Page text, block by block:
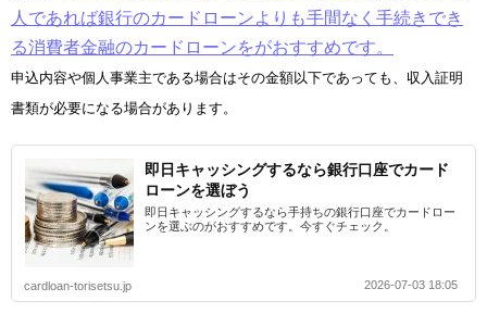
人であれば銀行のカードローンよりも手間なく手続きでき
る消費者金融のカードローンをがおすすめです。
申込内容や個人事業主である場合はその金額以下であっても、収入証明
書類が必要になる場合があります。
即日キャッシングするなら銀行口座でカード
ローンを選ぼう
即日キャッシングするなら手持ちの銀行口座でカードロー
ンを選ぶのがおすすめです。今すぐチェック。
cardloan-torisetsu.jp 2026-07-03 18:05